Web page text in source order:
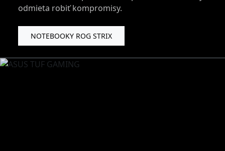
odmieta robiť kompromisy.
NOTEBOOKY ROG STRIX